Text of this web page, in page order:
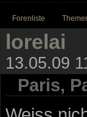
Forenliste
lorelai
13.05.09
Paris,